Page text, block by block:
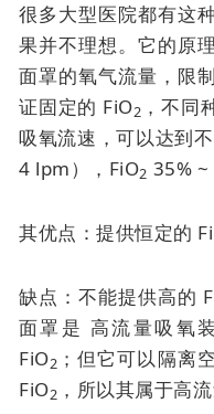
很多大型医院都有这
果并不理想。它的原
面罩的氧气流量，限
证固定的 FiO2 ，不同
吸氧流速，可以达到
4 lpm），FiO2 35% ~
其优点：提供恒定的
缺点：不能提供高的
面罩是 高流量吸氧
FiO2 ；但它可以隔离
FiO2 ，所以其属于高